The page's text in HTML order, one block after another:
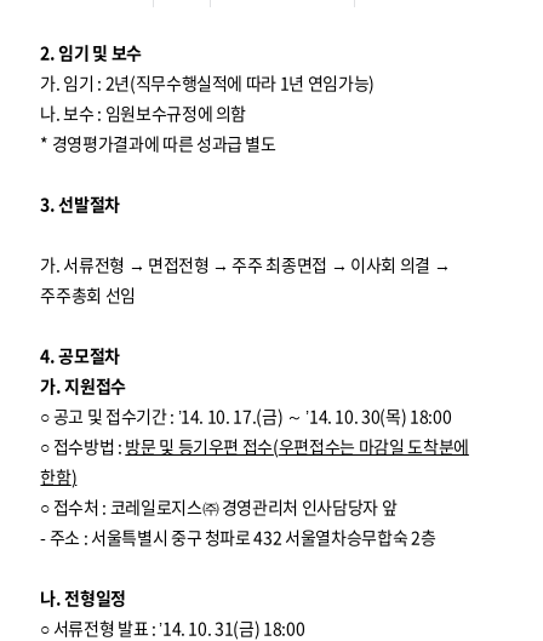
2. 임기 및 보수
가. 임기 : 2년(직무수행실적에 따라 1년 연임가능)
나. 보수 : 임원보수규정에 의함
* 경영평가결과에 따른 성과급 별도
3. 선발절차
가. 서류전형 → 면접전형 → 주주 최종면접 → 이사회 의결 →
주주총회 선임
4. 공모절차
가. 지원접수
○ 공고 및 접수기간 : ’14. 10. 17.(금) ～ ’14. 10. 30(목) 18:00
○ 접수방법 : 방문 및 등기우편 접수(우편접수는 마감일 도착분에
한함)
○ 접수처 : 코레일로지스㈜ 경영관리처 인사담당자 앞
- 주소 : 서울특별시 중구 청파로 432 서울열차승무합숙 2층
나. 전형일정
○ 서류전형 발표 : ’14. 10. 31(금) 18:00